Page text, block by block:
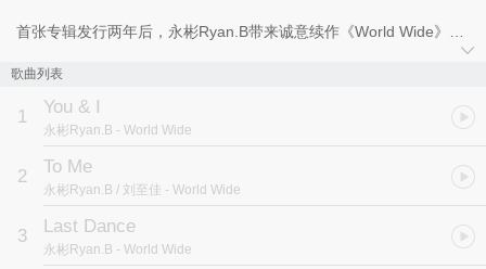
首张专辑发行两年后，永彬Ryan.B带来诚意续作《World Wide》。
为乐迷们带来更加奇妙丰富的音乐体验。
在《World Wide》里，永彬Ryan.B搭建了一个与爱相关的未来超高
度文明宇宙，一连串各种主题的爱情故事在这里并没有按照普遍的顺
乎有命运在背后穿针引线。以第六首SKIT为界，全专分成了饱满科幻
感的上半部分和细致生活感的下半部分，伴随不时出现的念白，永彬
Ryan.B邀请听众进行了一次上天入地、穿梭时光的爱情旅航。
力求每一首歌能让乐迷表达情绪、获得安慰、或是寻来答案，永彬
歌曲列表
1 You & I
永彬Ryan.B - World Wide
2 To Me
永彬Ryan.B / 刘至佳 - World Wide
3 Last Dance
永彬Ryan.B - World Wide